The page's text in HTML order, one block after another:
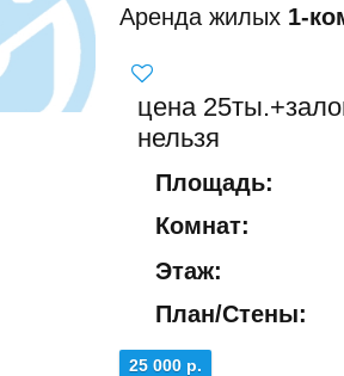
Аренда жилых 1-
цена
нельзя
Площадь:
Комнат:
Этаж:
План/Стены:
25 000 р.